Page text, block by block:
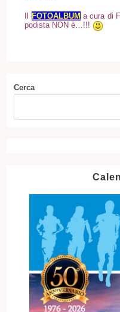
Il FOTOALBUM a cura di
podista NON è…!!!
Cerca